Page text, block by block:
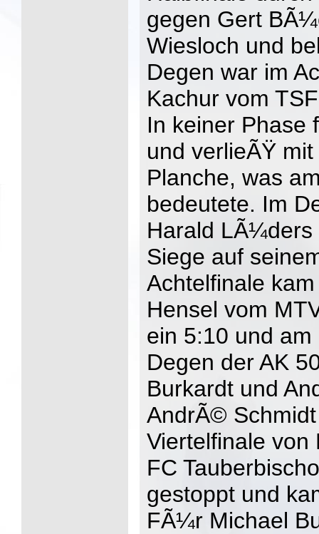
gegen Gert
Wiesloch und
Degen war im
Kachur vom
In keiner Phase
und verlieÃŸ
Planche, was
bedeutete. Im
Harald LÃ¼ders
Siege auf
Achtelfinale
Hensel vom
ein 5:10 und
Degen der AK
Burkardt und
AndrÃ©
Viertelfinale von
FC
gestoppt und
FÃ¼r Michael